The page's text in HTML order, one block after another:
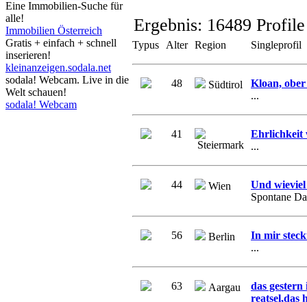
Eine Immobilien-Suche für
alle!
Immobilien Österreich
Gratis + einfach + schnell
inserieren!
kleinanzeigen.sodala.net
sodala! Webcam. Live in die
Welt schauen!
sodala! Webcam
Ergebnis: 16489 Profile
Typus Alter Region Singleprofil
48 Südtirol
Kloan, ober
...
41
Steiermark
Ehrlichkeit
...
44 Wien
Und
Spontane
56 Berlin
In mir
...
63 Aargau
das gestern
reatsel,das